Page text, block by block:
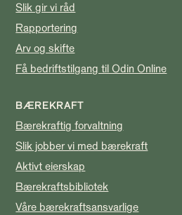
Slik gir vi råd
Rapportering
Arv og skifte
Få bedriftstilgang til Odin Online
BÆREKRAFT
Bærekraftig forvaltning
Slik jobber vi med bærekraft
Aktivt eierskap
Bærekraftsbibliotek
Våre bærekraftsansvarlige